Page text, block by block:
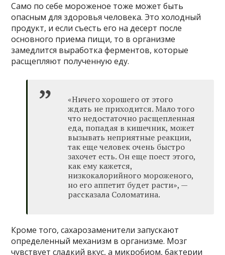
Само по себе мороженое тоже может быть
опасным для здоровья человека. Это холодный
продукт, и если съесть его на десерт после
основного приема пищи, то в организме
замедлится выработка ферментов, которые
расщепляют полученную еду.
«Ничего хорошего от этого
ждать не приходится. Мало того
что недостаточно расщепленная
еда, попадая в кишечник, может
вызывать неприятные реакции,
так еще человек очень быстро
захочет есть. Он еще поест этого,
как ему кажется,
низкокалорийного мороженого,
но его аппетит будет расти», —
рассказала Соломатина.
Кроме того, сахарозаменители запускают
определенный механизм в организме. Мозг
чувствует сладкий вкус, а микробиом, бактерии